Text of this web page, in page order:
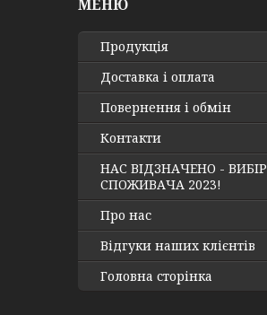
Продукція
Доставка і оплата
Повернення і обмін
Контакти
НАС ВІДЗНАЧЕНО - ВИБІР
СПОЖИВАЧА 2023!
Про нас
Відгуки наших клієнтів
Головна сторінка